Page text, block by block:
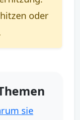
oder
sie